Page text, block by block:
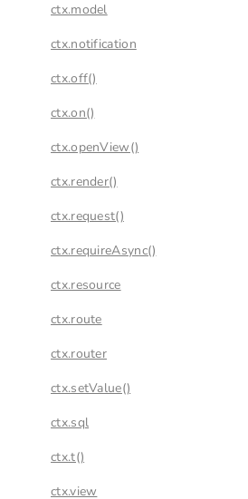
ctx.model
ctx.notification
ctx.off()
ctx.on()
ctx.openView()
ctx.render()
ctx.request()
ctx.requireAsync()
ctx.resource
ctx.route
ctx.router
ctx.setValue()
ctx.sql
ctx.t()
ctx.view